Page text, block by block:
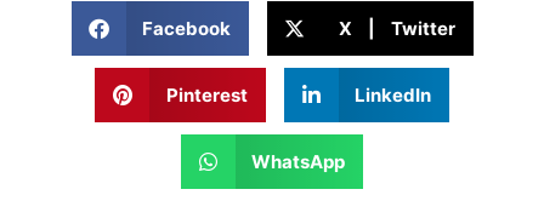
Facebook X | Twitter
Pinterest LinkedIn
WhatsApp